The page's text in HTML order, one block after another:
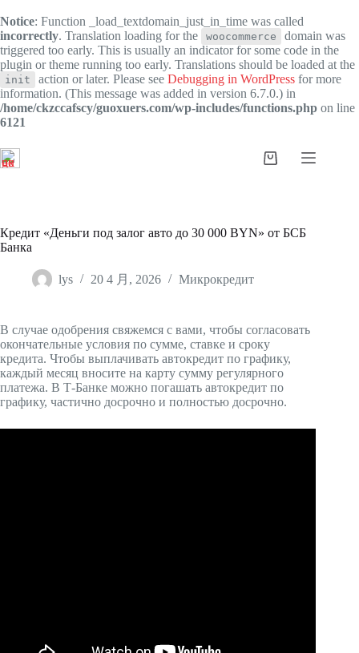
Notice: Function _load_textdomain_just_in_time was called
incorrectly. Translation loading for the woocommerce
domain was
triggered too early. This is usually an indicator for some code in the
plugin or theme running too early. Translations should be loaded at the
init action or later. Please see Debugging in WordPress for more
information. (This message was added in version 6.7.0.) in
/home/ckzccafscy/guoxuers.com/wp-includes/functions.php on line
6121
过
内
购
Кредит «Деньги под залог авто до 30 000 BYN» от БСБ
Банка
lys 20 4 月, 2026 Микрокредит
В случае одобрения свяжемся с вами, чтобы согласовать
окончательные условия по сумме, ставке и сроку
кредита. Чтобы выплачивать автокредит по графику,
каждый месяц вносите на карту сумму регулярного
платежа. В Т-Банке можно погашать автокредит по
графику, частично досрочно и полностью досрочно.